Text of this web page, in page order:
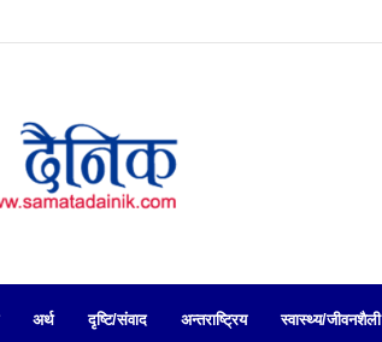
अर्थ दृष्टि/संवाद अन्तराष्ट्रिय स्वास्थ्य/जीवनशैली